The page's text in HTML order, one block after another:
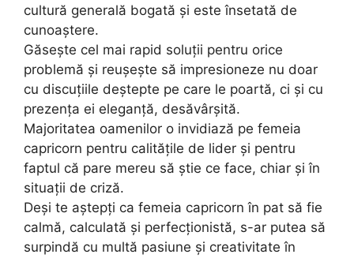
cultură generală bogată și este însetată de
cunoaștere.
Găsește cel mai rapid soluții pentru orice
problemă și reușește să impresioneze nu doar
cu discuțiile deștepte pe care le poartă, ci și cu
prezența ei eleganță, desăvârșită.
Majoritatea oamenilor o invidiază pe femeia
capricorn pentru calitățile de lider și pentru
faptul că pare mereu să știe ce face, chiar și în
situații de criză.
Deși te aștepți ca femeia capricorn în pat să fie
calmă, calculată și perfecționistă, s-ar putea să
surpindă cu multă pasiune și creativitate în